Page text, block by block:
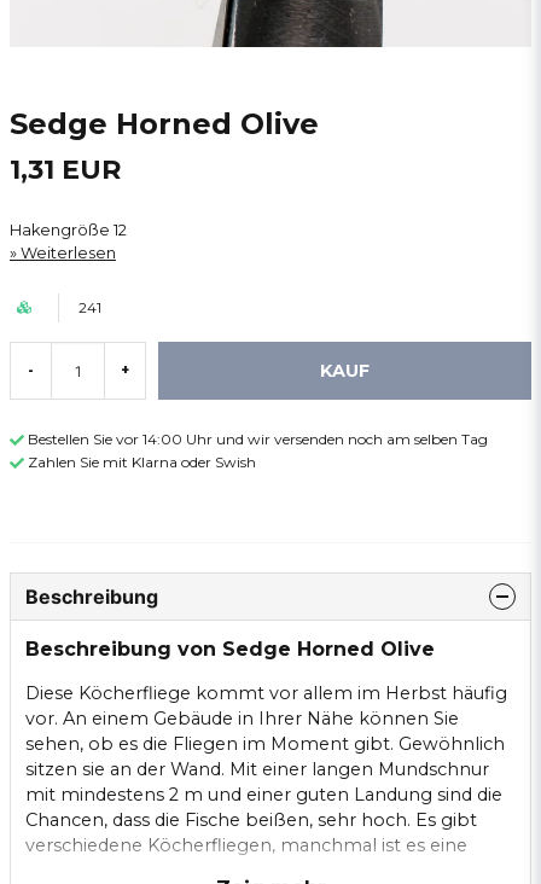
Sedge Horned Olive
1,31 EUR
Hakengröße 12
Weiterlesen
241
- + KAUF
Bestellen Sie vor 14:00 Uhr und wir versenden noch am selben Tag
Zahlen Sie mit Klarna oder Swish
Beschreibung
Beschreibung von Sedge Horned Olive
Diese Köcherfliege kommt vor allem im Herbst häufig
vor. An einem Gebäude in Ihrer Nähe können Sie
sehen, ob es die Fliegen im Moment gibt. Gewöhnlich
sitzen sie an der Wand. Mit einer langen Mundschnur
mit mindestens 2 m und einer guten Landung sind die
Chancen, dass die Fische beißen, sehr hoch. Es gibt
verschiedene Köcherfliegen, manchmal ist es eine